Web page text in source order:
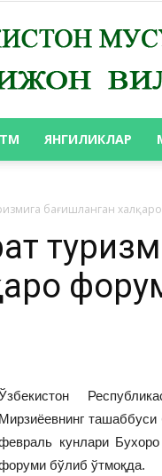
ЯНГИЛИКЛАР
бағишланган
Мирзиёевнинг
кунлари
бўлиб ўтмоқда.